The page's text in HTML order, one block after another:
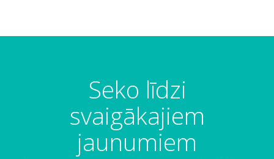
Seko līdzi
svaigākajiem
jaunumiem